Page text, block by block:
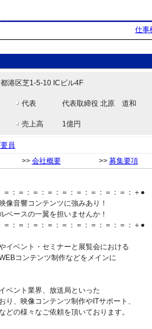
仕事
港区芝1-5-10 ICビル4F
代表 代表取締役 北原 道和
売上高 1億円
員
>> 会社概要>> 募集要項
：＝：＝：＝：＝：＝：＝：＝：＝：＋●
音響コンテンツに強みあり！
ースの一翼を担いませんか！
：＝：＝：＝：＝：＝：＝：＝：＝：＋●
イベント・セミナーと展覧会における
コンテンツ制作などをメインに
ベント業界、放送局といった
り、映像コンテンツ制作やITサポート、
どの様々なご依頼を頂いております。